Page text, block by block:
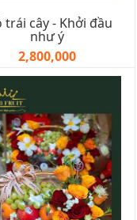
trái cây - Khởi đầu
như ý
2,800,000